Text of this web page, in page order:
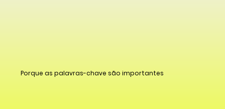
Porque as palavras-chave são importantes